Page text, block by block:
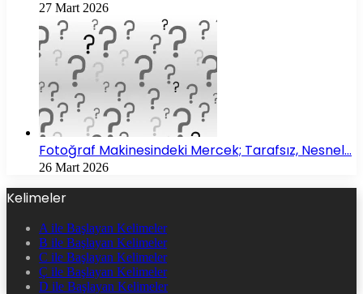
27 Mart 2026
Fotoğraf Makinesindeki Mercek; Tarafsız, Nesnel…
26 Mart 2026
Kelimeler
A ile Başlayan Kelimeler
B ile Başlayan Kelimeler
C ile Başlayan Kelimeler
Ç ile Başlayan Kelimeler
D ile Başlayan Kelimeler